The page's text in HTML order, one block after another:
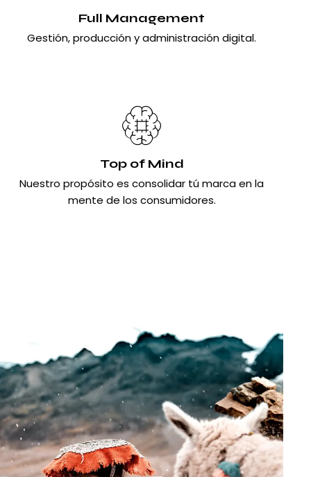
Full Management
Gestión, producción y administración digital.
Top of Mind
Nuestro propósito es consolidar tú marca en la
mente de los consumidores.